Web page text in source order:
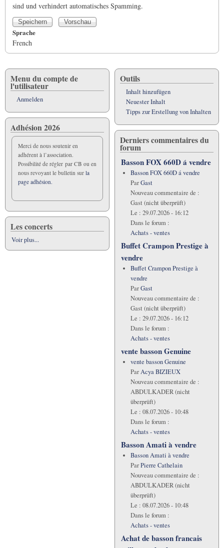
sind und verhindert automatisches Spamming.
Sprache
French
Menu du compte de
l'utilisateur
Anmelden
Adhésion 2026
Merci de nous soutenir en
adhérent à l’association.
Possibilité de régler par CB ou en
nous revoyant le bulletin sur la
page adhésion.
Les concerts
Voir plus...
Outils
Inhalt hinzufügen
Neuester Inhalt
Tipps zur Erstellung von Inhalten
Derniers commentaires du
forum
Basson FOX 660D á vendre
Basson FOX 660D á vendre
ParGast
Nouveau commentaire de :
Gast (nicht überprüft)
Le : 29.07.2026 - 16:12
Dans le forum :
Achats - ventes
Buffet Crampon Prestige à
vendre
Buffet Crampon Prestige à
vendre
ParGast
Nouveau commentaire de :
Gast (nicht überprüft)
Le : 29.07.2026 - 16:12
Dans le forum :
Achats - ventes
vente basson Genuine
vente basson Genuine
ParAcya BIZIEUX
Nouveau commentaire de :
ABDULKADER (nicht
überprüft)
Le : 08.07.2026 - 10:48
Dans le forum :
Achats - ventes
Basson Amati à vendre
Basson Amati à vendre
ParPierre Cathelain
Nouveau commentaire de :
ABDULKADER (nicht
überprüft)
Le : 08.07.2026 - 10:48
Dans le forum :
Achats - ventes
Achat de basson francais